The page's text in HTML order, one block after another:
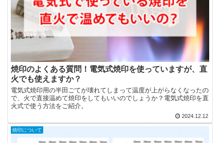
焼印のよくある質問！電気式焼印を使っていますが、直
火でも使えますか？
電気式焼印用の半田ごてが壊れてしまって温度が上がらなくなったの
で、火で直接温めて焼印をしてもいいのでしょうか？電気式焼印を直
火式で使う方法をご紹介。
2024.12.12
焼印について